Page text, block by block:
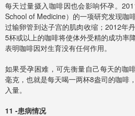
每天过量摄入咖啡因也会影响怀孕。
School of Medicine）的一项研究发现咖
过输卵管到达子宫的肌肉收缩；2012年
5杯或以上的咖啡将使体外受精的成功率
表明咖啡因对生育没有任何作用。
如果受孕困难，可先衡量自己每天的咖
毫克，也就是每天喝一两杯8盎司的咖啡
入量。
11 -患病情况